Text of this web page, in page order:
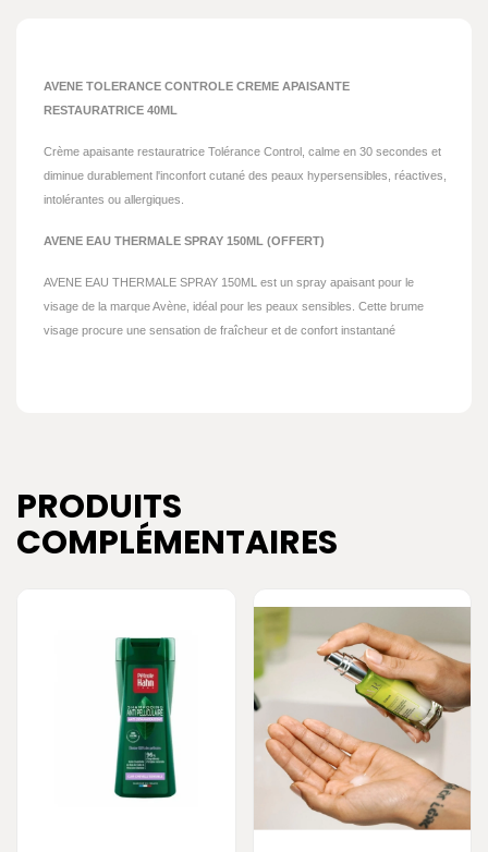
AVENE TOLERANCE CONTROLE CREME APAISANTE
RESTAURATRICE 40ML
Crème apaisante restauratrice Tolérance Control, calme en 30 secondes et
diminue durablement l'inconfort cutané des peaux hypersensibles, réactives,
intolérantes ou allergiques.
AVENE EAU THERMALE SPRAY 150ML (OFFERT)
AVENE EAU THERMALE SPRAY 150ML est un spray apaisant pour le
visage de la marque Avène, idéal pour les peaux sensibles. Cette brume
visage procure une sensation de fraîcheur et de confort instantané
PRODUITS
COMPLÉMENTAIRES